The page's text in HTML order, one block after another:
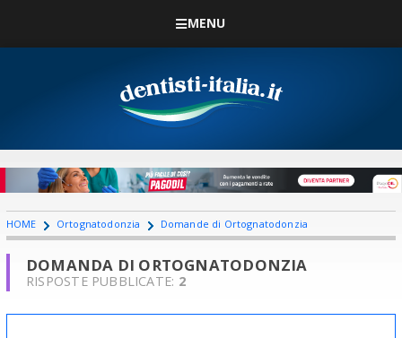
MENU
HOME Ortognatodonzia Domande di Ortognatodonzia
DOMANDA DI ORTOGNATODONZIA
RISPOSTE PUBBLICATE: 2